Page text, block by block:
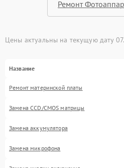
Цены актуальны на текущую дату
Название
Ремонт материнской платы
Замена CCD/CMOS матрицы
Замена аккумулятора
Замена микрофона